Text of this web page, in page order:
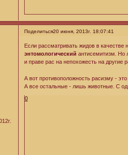
Поделиться20 июня, 2013г. 18:07:41
Если рассматривать жидов в
энтомологический антисемитизм. Но
и праве рас на непохожесть на другие
А вот противоположность расизму -
А все остальные - лишь животные. С
0